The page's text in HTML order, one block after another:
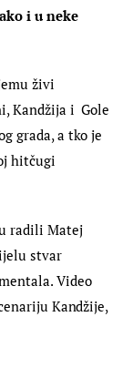
i u neke
živi
Kandžija i  Gole
grada, a tko je
hitčugi
radili Matej
stvar
Video
Kandžije,